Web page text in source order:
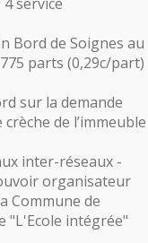
Bord de Soignes au
parts (0,29c/part)
sur la demande
de l’immeuble
inter-réseaux -
organisateur
Commune de
"L'Ecole intégrée"